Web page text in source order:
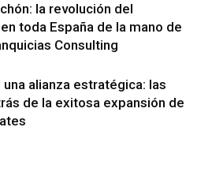
la revolución del
toda España de la mano de
Consulting
una alianza estratégica: las
de la exitosa expansión de